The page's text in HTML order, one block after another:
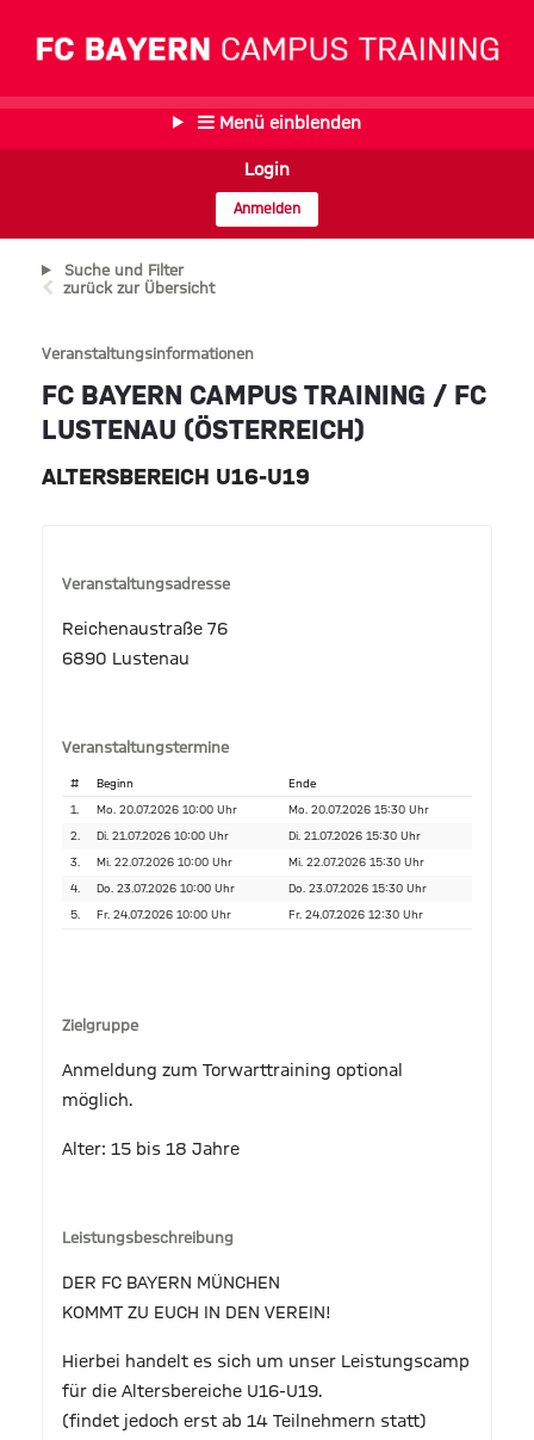
Menü einblenden
Login
Anmelden
Suche und Filter
zurück zur Übersicht
Veranstaltungsinformationen
FC BAYERN CAMPUS TRAINING / FC
LUSTENAU (ÖSTERREICH)
ALTERSBEREICH U16-U19
Veranstaltungsadresse
Reichenaustraße 76
6890 Lustenau
Veranstaltungstermine
# Beginn Ende
1. Mo. 20.07.2026 10:00 Uhr Mo. 20.07.2026 15:30 Uhr
2. Di. 21.07.2026 10:00 Uhr Di. 21.07.2026 15:30 Uhr
3. Mi. 22.07.2026 10:00 Uhr Mi. 22.07.2026 15:30 Uhr
4. Do. 23.07.2026 10:00 Uhr Do. 23.07.2026 15:30 Uhr
5. Fr. 24.07.2026 10:00 Uhr Fr. 24.07.2026 12:30 Uhr
Zielgruppe
Anmeldung zum Torwarttraining optional
möglich.
Alter: 15 bis 18 Jahre
Leistungsbeschreibung
DER FC BAYERN MÜNCHEN
KOMMT ZU EUCH IN DEN VEREIN!
Hierbei handelt es sich um unser Leistungscamp
für die Altersbereiche U16-U19.
(findet jedoch erst ab 14 Teilnehmern statt)